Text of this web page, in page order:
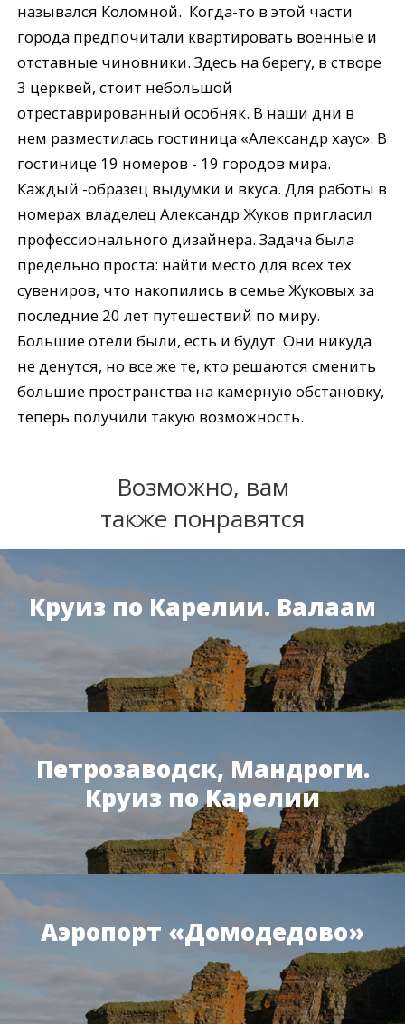
назывался Коломной. Когда-то в этой части
города предпочитали квартировать военные и
отставные чиновники. Здесь на берегу, в створе
3 церквей, стоит небольшой
отреставрированный особняк. В наши дни в
нем разместилась гостиница «Александр хаус». В
гостинице 19 номеров - 19 городов мира.
Каждый -образец выдумки и вкуса. Для работы в
номерах владелец Александр Жуков пригласил
профессионального дизайнера. Задача была
предельно проста: найти место для всех тех
сувениров, что накопились в семье Жуковых за
последние 20 лет путешествий по миру.
Большие отели были, есть и будут. Они никуда
не денутся, но все же те, кто решаются сменить
большие пространства на камерную обстановку,
теперь получили такую возможность.
Возможно, вам
также понравятся
Круиз по Карелии. Валаам
Петрозаводск, Мандроги.
Круиз по Карелии
Аэропорт «Домодедово»